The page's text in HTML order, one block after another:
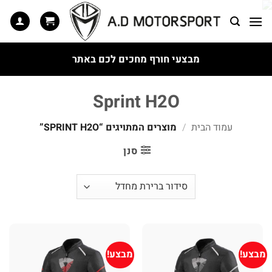
מבצעי חורף מחכים לכם באתר
Sprint H2O
עמוד הבית / מוצרים המתויגים “SPRINT H2O”
סנן
מבצע! מבצע!